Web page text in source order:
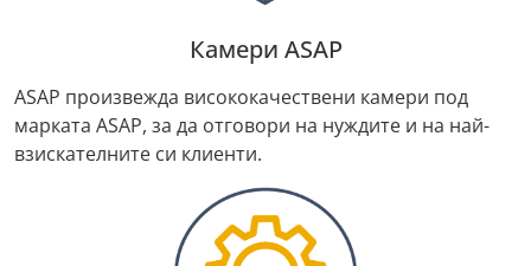
Камери ASAP
ASAP произвежда висококачествени камери под
марката ASAP, за да отговори на нуждите и на най-
взискателните си клиенти.